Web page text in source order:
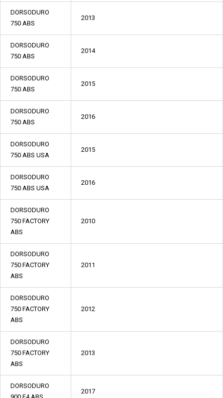
DORSODURO
750 ABS
2013
DORSODURO
750 ABS
2014
DORSODURO
750 ABS
2015
DORSODURO
750 ABS
2016
DORSODURO
750 ABS USA
2015
DORSODURO
750 ABS USA
2016
DORSODURO
750 FACTORY
ABS
2010
DORSODURO
750 FACTORY
ABS
2011
DORSODURO
750 FACTORY
ABS
2012
DORSODURO
750 FACTORY
ABS
2013
DORSODURO
2017